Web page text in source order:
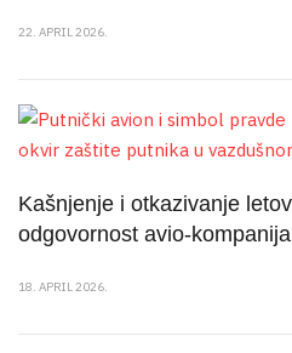
22. APRIL 2026.
Kašnjenje i otkazivanje
odgovornost avio-kompanija
18. APRIL 2026.